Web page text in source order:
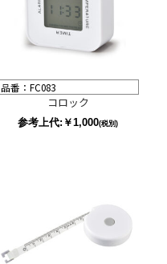
品番：FC083
コロック
参考上代:￥1,000(税別)